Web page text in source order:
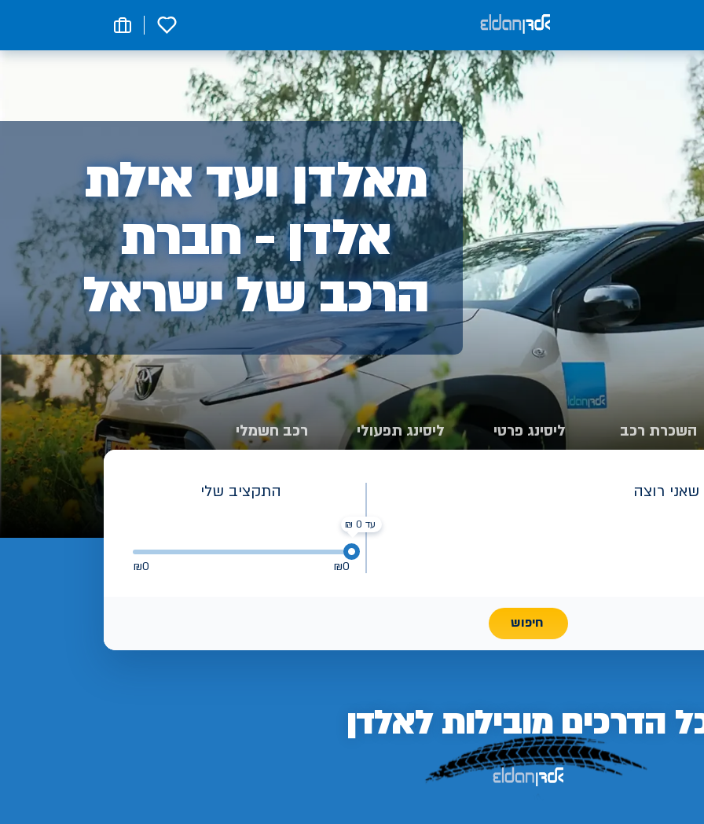
0
אלדן
-
מאלדן ועד אילת
אלדן - חברת
הרכב של ישראל
השכרת רכב ליסינג פרטי ליסינג תפעולי רכב חשמלי
רוצה התקציב שלי
₪0
₪0
חיפוש
הדרכיםמובילות לאלדן
עד 0 ₪